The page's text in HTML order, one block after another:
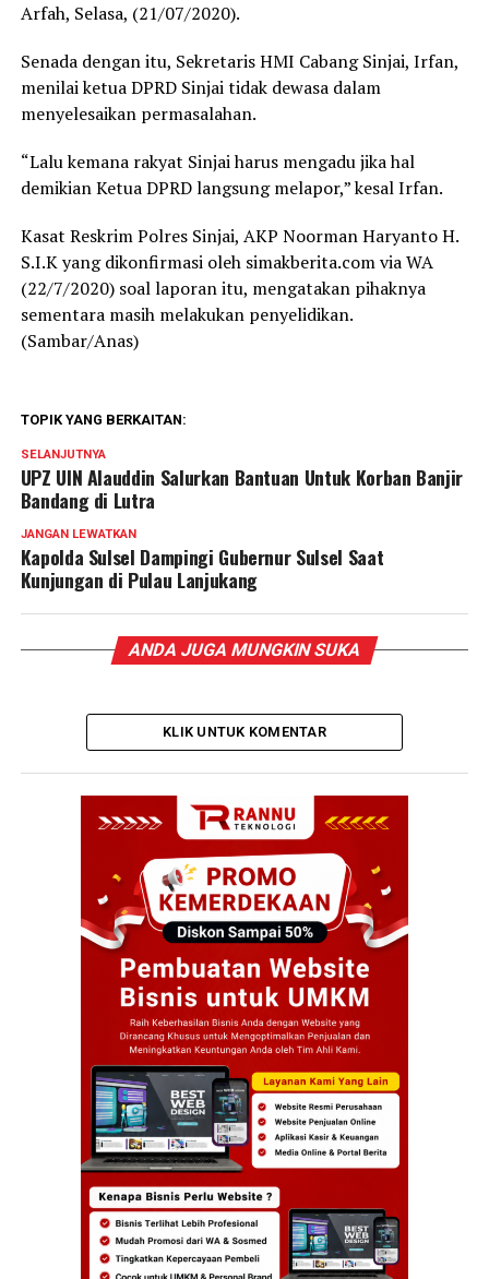
Arfah, Selasa, (21/07/2020).
Senada dengan itu, Sekretaris HMI Cabang Sinjai, Irfan,
menilai ketua DPRD Sinjai tidak dewasa dalam
menyelesaikan permasalahan.
“Lalu kemana rakyat Sinjai harus mengadu jika hal
demikian Ketua DPRD langsung melapor,” kesal Irfan.
Kasat Reskrim Polres Sinjai, AKP Noorman Haryanto H.
S.I.K yang dikonfirmasi oleh simakberita.com via WA
(22/7/2020) soal laporan itu, mengatakan pihaknya
sementara masih melakukan penyelidikan.
(Sambar/Anas)
TOPIK YANG BERKAITAN:
SELANJUTNYA
UPZ UIN Alauddin Salurkan Bantuan Untuk Korban Banjir
Bandang di Lutra
JANGAN LEWATKAN
Kapolda Sulsel Dampingi Gubernur Sulsel Saat
Kunjungan di Pulau Lanjukang
ANDA JUGA MUNGKIN SUKA
KLIK UNTUK KOMENTAR